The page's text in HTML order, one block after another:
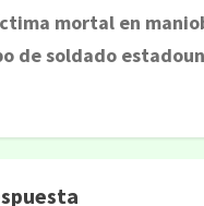
mortal en
de soldado